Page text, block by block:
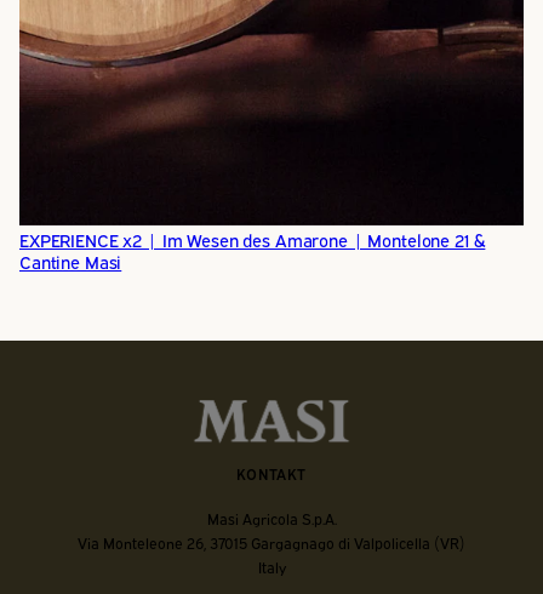
EXPERIENCE x2 | Im Wesen des Amarone | Montelone 21 &
Cantine Masi
KONTAKT
Masi Agricola S.p.A.
Via Monteleone 26, 37015 Gargagnago di Valpolicella (VR)
Italy